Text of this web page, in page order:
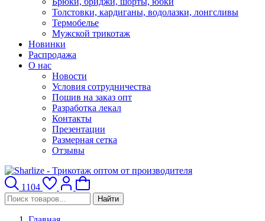
Толстовки, кардиганы, водолазки, лонгсливы
Термобелье
Мужской трикотаж
Новинки
Распродажа
О нас
Новости
Условия сотрудничества
Пошив на заказ опт
Разработка лекал
Контакты
Презентации
Размерная сетка
Отзывы
1104
Найти